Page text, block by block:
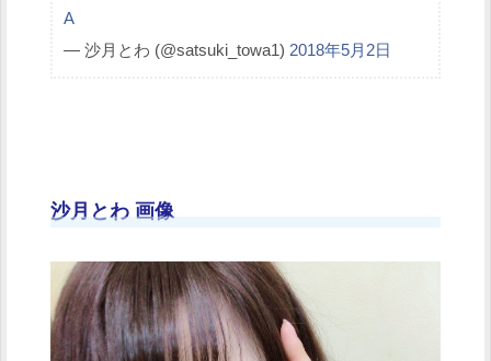
A
— 沙月とわ (@satsuki_towa1) 2018年5月2日
沙月とわ 画像